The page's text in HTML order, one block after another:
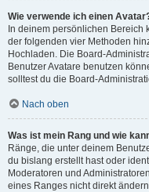
Wie verwende ich einen
In deinem persönlichen Bereich
der folgenden vier Methoden
Hochladen. Die Board-
Benutzer Avatare benutzen
solltest du die Board-
Nach oben
Was ist mein Rang und wie
Ränge, die unter deinem
du bislang erstellt hast oder
Moderatoren und
eines Ranges nicht direkt